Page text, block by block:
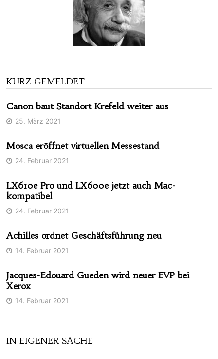
KURZ GEMELDET
Canon baut Standort Krefeld weiter aus
25. März 2021
Mosca eröffnet virtuellen Messestand
24. Februar 2021
LX610e Pro und LX600e jetzt auch Mac-
kompatibel
24. Februar 2021
Achilles ordnet Geschäftsführung neu
14. Februar 2021
Jacques-Edouard Gueden wird neuer EVP bei
Xerox
14. Februar 2021
IN EIGENER SACHE